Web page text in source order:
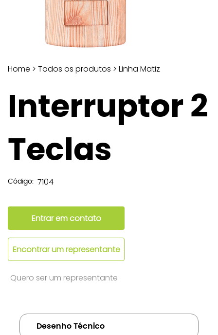
Home > Todos os produtos > Linha Matiz
Interruptor 2
Teclas
Código: 7104
Entrar em contato
Encontrar um representante
Quero ser um representante
Desenho Técnico